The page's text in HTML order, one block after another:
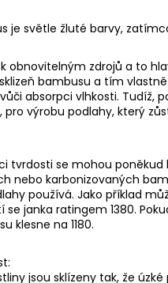
je světle žluté barvy,
obnovitelným zdrojů a to
bambusu a tím
absorpci vlhkosti. Tudíž,
pro výrobu podlahy, který
tvrdosti se mohou
nebo karbonizovaných
používá. Jako příklad
se janka ratingem 1380.
klesne na 1180.
jsou sklízeny tak, že